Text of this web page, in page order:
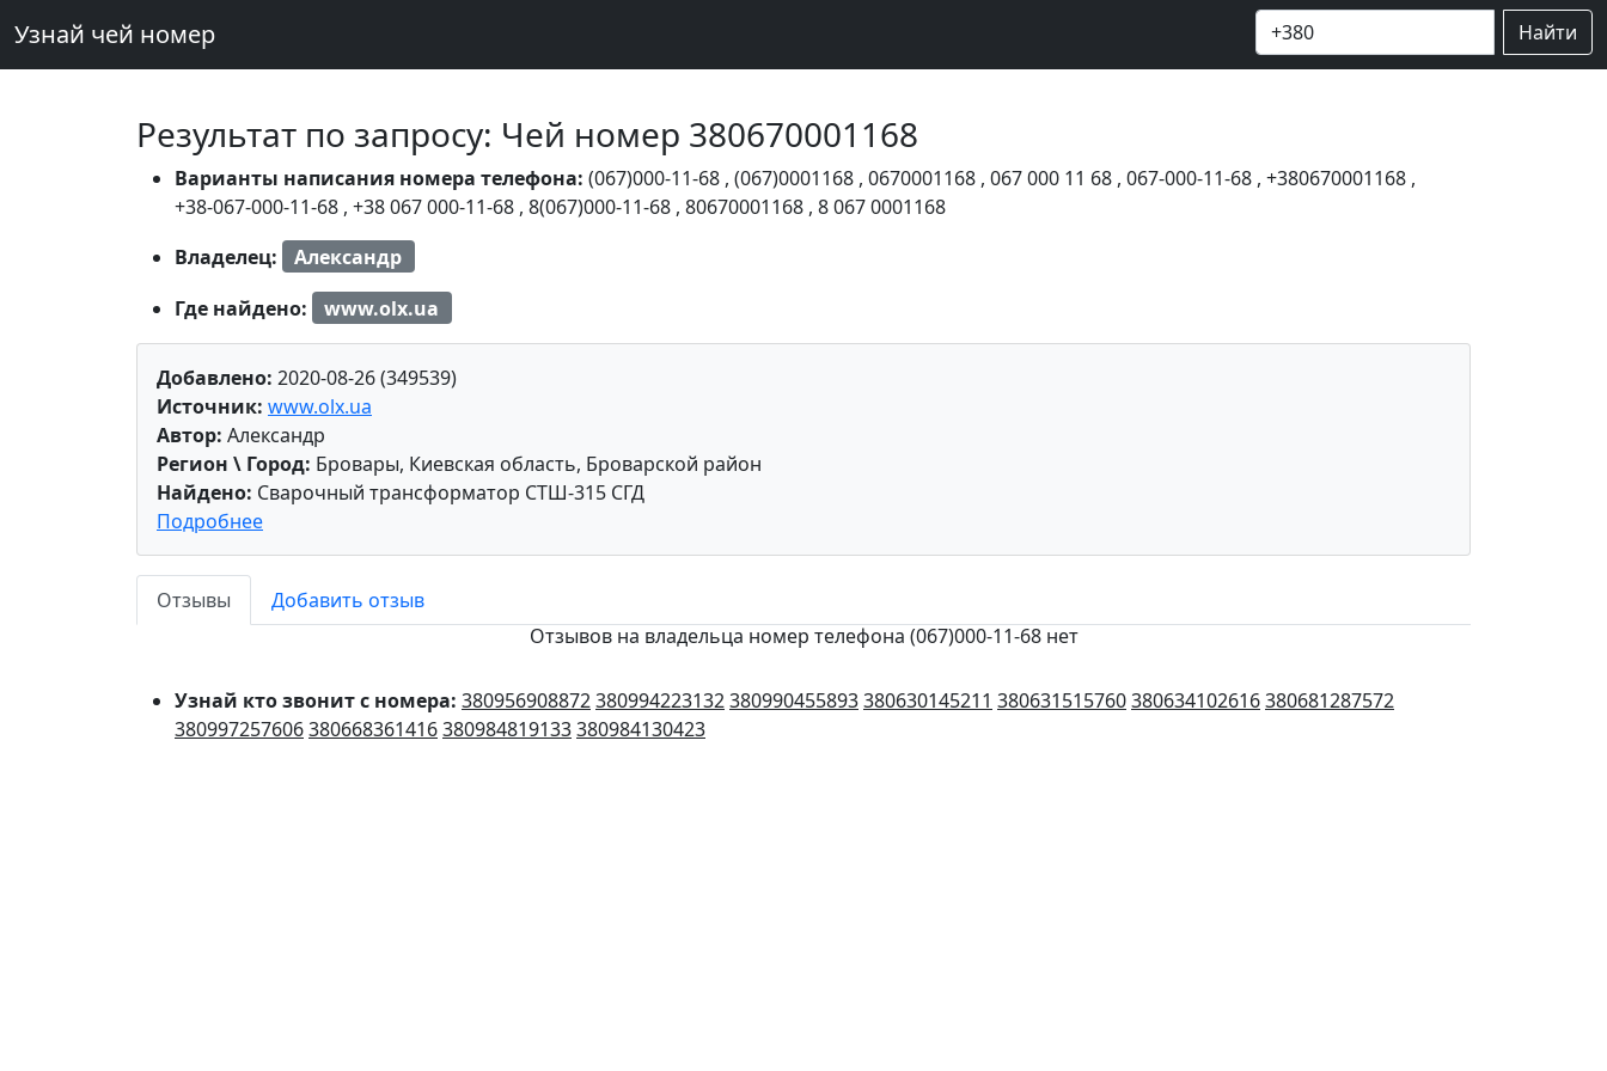
Узнай чей номер Найти
Результат по запросу: Чей номер 380670001168
Варианты написания номера телефона: (067)000-11-68 , (067)0001168 , 0670001168 , 067 000 11 68 , 067-000-11-68 , +380670001168 ,
+38-067-000-11-68 , +38 067 000-11-68 , 8(067)000-11-68 , 80670001168 , 8 067 0001168
Владелец:
Александр
Где найдено:
www.olx.ua
Добавлено: 2020-08-26 (349539)
Источник: www.olx.ua
Автор: Александр
Регион \ Город: Бровары, Киевская область, Броварской район
Найдено: Сварочный трансформатор СТШ-315 СГД
Подробнее
Отзывы
Добавить отзыв
Отзывов на владельца номер телефона (067)000-11-68 нет
Узнай кто звонит с номера: 380956908872380994223132380990455893380630145211 380631515760380634102616380681287572
380997257606380668361416380984819133380984130423